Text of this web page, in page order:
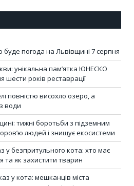
буде погода на Львівщині 7 серпня
унікальна пам’ятка ЮНЕСКО
шести років реставрації
повністю висохло озеро, а
води
тижні боротьби з підземним
людей і знищує екосистеми
у безпритульного кота: хто має
та як захистити тварин
у кота: мешканців міста